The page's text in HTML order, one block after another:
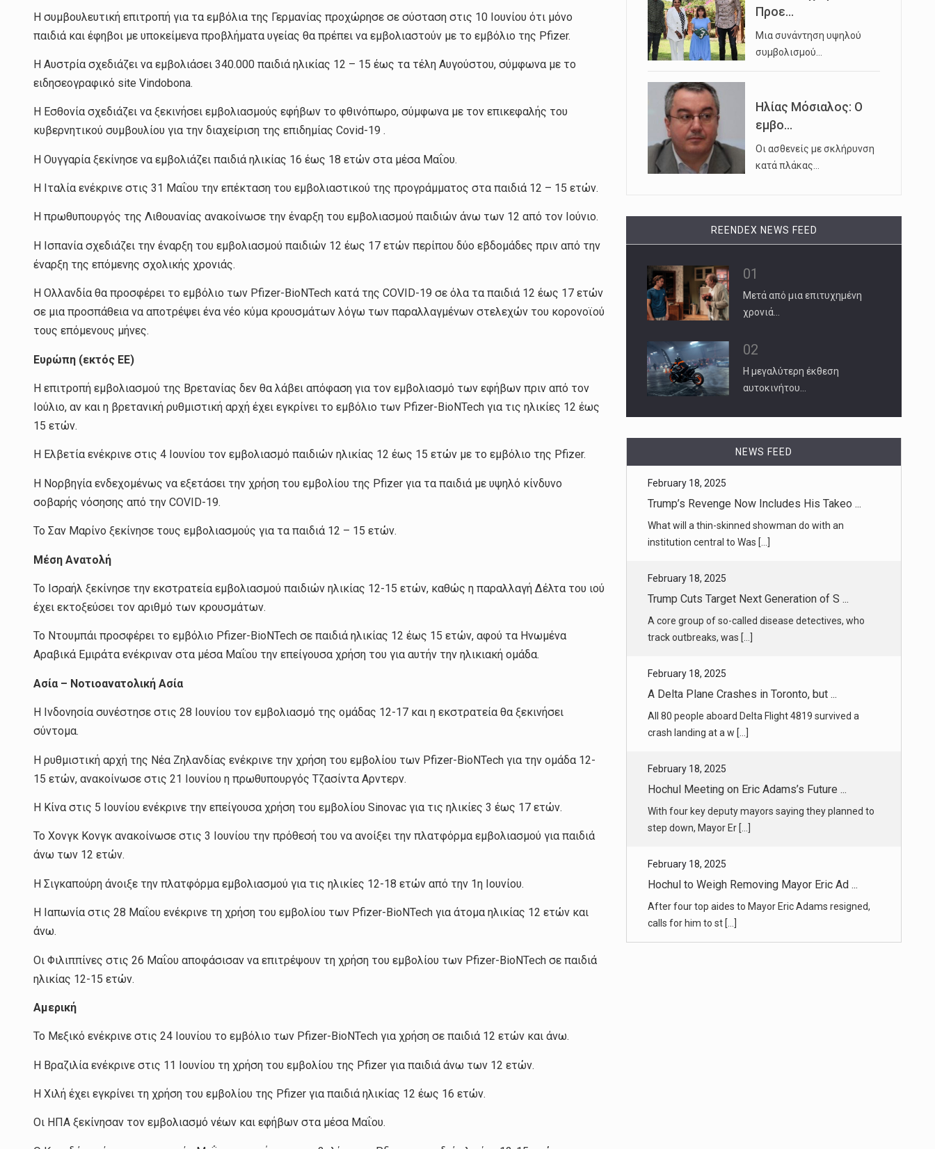
Η συμβουλευτική επιτροπή για τα εμβόλια της Γερμανίας προχώρησε σε σύσταση στις 10 Ιουνίου ότι μόνο
παιδιά και έφηβοι με υποκείμενα προβλήματα υγείας θα πρέπει να εμβολιαστούν με το εμβόλιο της Pfizer.
Η Αυστρία σχεδιάζει να εμβολιάσει 340.000 παιδιά ηλικίας 12 – 15 έως τα τέλη Αυγούστου, σύμφωνα με το
ειδησεογραφικό site Vindobona.
Η Εσθονία σχεδιάζει να ξεκινήσει εμβολιασμούς εφήβων το φθινόπωρο, σύμφωνα με τον επικεφαλής του
κυβερνητικού συμβουλίου για την διαχείριση της επιδημίας Covid-19 .
Η Ουγγαρία ξεκίνησε να εμβολιάζει παιδιά ηλικίας 16 έως 18 ετών στα μέσα Μαΐου.
Η Ιταλία ενέκρινε στις 31 Μαΐου την επέκταση του εμβολιαστικού της προγράμματος στα παιδιά 12 – 15 ετών.
Η πρωθυπουργός της Λιθουανίας ανακοίνωσε την έναρξη του εμβολιασμού παιδιών άνω των 12 από τον Ιούνιο.
Η Ισπανία σχεδιάζει την έναρξη του εμβολιασμού παιδιών 12 έως 17 ετών περίπου δύο εβδομάδες πριν από την
έναρξη της επόμενης σχολικής χρονιάς.
Η Ολλανδία θα προσφέρει το εμβόλιο των Pfizer-BioNTech κατά της COVID-19 σε όλα τα παιδιά 12 έως 17 ετών
σε μια προσπάθεια να αποτρέψει ένα νέο κύμα κρουσμάτων λόγω των παραλλαγμένων στελεχών του κορονοϊού
τους επόμενους μήνες.
Ευρώπη (εκτός ΕΕ)
Η επιτροπή εμβολιασμού της Βρετανίας δεν θα λάβει απόφαση για τον εμβολιασμό των εφήβων πριν από τον
Ιούλιο, αν και η βρετανική ρυθμιστική αρχή έχει εγκρίνει το εμβόλιο των Pfizer-BioNTech για τις ηλικίες 12 έως
15 ετών.
Η Ελβετία ενέκρινε στις 4 Ιουνίου τον εμβολιασμό παιδιών ηλικίας 12 έως 15 ετών με το εμβόλιο της Pfizer.
Η Νορβηγία ενδεχομένως να εξετάσει την χρήση του εμβολίου της Pfizer για τα παιδιά με υψηλό κίνδυνο
σοβαρής νόσησης από την COVID-19.
Το Σαν Μαρίνο ξεκίνησε τους εμβολιασμούς για τα παιδιά 12 – 15 ετών.
Mέση Ανατολή
Το Ισραήλ ξεκίνησε την εκστρατεία εμβολιασμού παιδιών ηλικίας 12-15 ετών, καθώς η παραλλαγή Δέλτα του ιού
έχει εκτοξεύσει τον αριθμό των κρουσμάτων.
Το Ντουμπάι προσφέρει το εμβόλιο Pfizer-BioNTech σε παιδιά ηλικίας 12 έως 15 ετών, αφού τα Ηνωμένα
Αραβικά Εμιράτα ενέκριναν στα μέσα Μαΐου την επείγουσα χρήση του για αυτήν την ηλικιακή ομάδα.
Ασία – Νοτιοανατολική Ασία
Η Ινδονησία συνέστησε στις 28 Ιουνίου τον εμβολιασμό της ομάδας 12-17 και η εκστρατεία θα ξεκινήσει
σύντομα.
Η ρυθμιστική αρχή της Νέα Ζηλανδίας ενέκρινε την χρήση του εμβολίου των Pfizer-BioNTech για την ομάδα 12-
15 ετών, ανακοίνωσε στις 21 Ιουνίου η πρωθυπουργός Τζασίντα Αρντερν.
Η Κίνα στις 5 Ιουνίου ενέκρινε την επείγουσα χρήση του εμβολίου Sinovac για τις ηλικίες 3 έως 17 ετών.
Το Χονγκ Κονγκ ανακοίνωσε στις 3 Ιουνίου την πρόθεσή του να ανοίξει την πλατφόρμα εμβολιασμού για παιδιά
άνω των 12 ετών.
Η Σιγκαπούρη άνοιξε την πλατφόρμα εμβολιασμού για τις ηλικίες 12-18 ετών από την 1η Ιουνίου.
Η Ιαπωνία στις 28 Μαΐου ενέκρινε τη χρήση του εμβολίου των Pfizer-BioNTech για άτομα ηλικίας 12 ετών και
άνω.
Οι Φιλιππίνες στις 26 Μαΐου αποφάσισαν να επιτρέψουν τη χρήση του εμβολίου των Pfizer-BioNTech σε παιδιά
ηλικίας 12-15 ετών.
Αμερική
Το Μεξικό ενέκρινε στις 24 Ιουνίου το εμβόλιο των Pfizer-BioNTech για χρήση σε παιδιά 12 ετών και άνω.
Η Βραζιλία ενέκρινε στις 11 Ιουνίου τη χρήση του εμβολίου της Pfizer για παιδιά άνω των 12 ετών.
Η Χιλή έχει εγκρίνει τη χρήση του εμβολίου της Pfizer για παιδιά ηλικίας 12 έως 16 ετών.
Οι ΗΠΑ ξεκίνησαν τον εμβολιασμό νέων και εφήβων στα μέσα Μαΐου.
Προε...
Μια συνάντηση υψηλού
συμβολισμού…
Ηλίας Μόσιαλος: Ο
εμβο...
Οι ασθενείς με σκλήρυνση
κατά πλάκας…
REENDEX NEWS FEED
01
Μετά από μια επιτυχημένη
χρονιά…
02
Η μεγαλύτερη έκθεση
αυτοκινήτου…
NEWS FEED
February 18, 2025
Trump Cuts Target Next Generation of S ...
A core group of so-called disease detectives, who
track outbreaks, was [...]
February 18, 2025
A Delta Plane Crashes in Toronto, but ...
All 80 people aboard Delta Flight 4819 survived a
crash landing at a w [...]
February 18, 2025
Hochul Meeting on Eric Adams’s Future ...
With four key deputy mayors saying they planned to
step down, Mayor Er [...]
February 18, 2025
Hochul to Weigh Removing Mayor Eric Ad ...
After four top aides to Mayor Eric Adams resigned,
calls for him to st [...]
February 18, 2025
Judge in Eric Adams Case to Consider B ...
Judge Dale E. Ho will hear the government’s rationale
for its request [...]